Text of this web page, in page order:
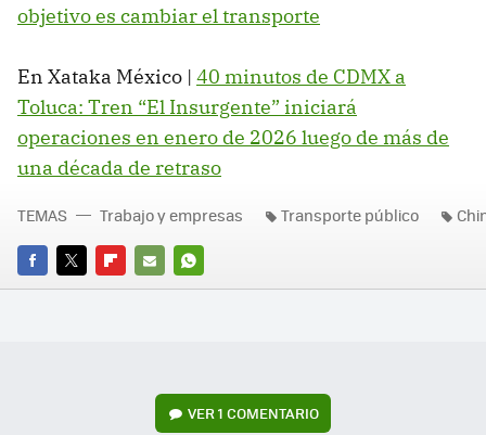
objetivo es cambiar el transporte
En Xataka México | 40 minutos de CDMX a
Toluca: Tren “El Insurgente” iniciará
operaciones en enero de 2026 luego de más de
una década de retraso
FACEBOOK
TWITTERFLIPBOARD
E-
WHATSAPP
TEMAS Trabajo y empresas Transporte público
VER1 COMENTARIO